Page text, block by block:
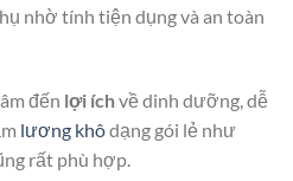
nhờ tính tiện dụng và an toàn
đến lợi íchvề dinh dưỡng, dễ
lương khôdạng gói lẻ như
rất phù hợp.